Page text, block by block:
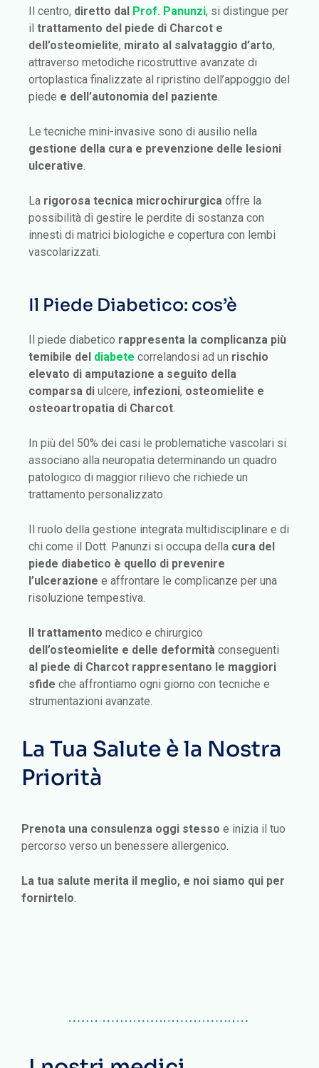
Il centro, diretto dal Prof. Panunzi, si distingue per
il trattamento del piede di Charcot e
dell’osteomielite, mirato al salvataggio d’arto,
attraverso metodiche ricostruttive avanzate di
ortoplastica finalizzate al ripristino dell’appoggio del
piede e dell’autonomia del paziente.
Le tecniche mini-invasive sono di ausilio nella
gestione della cura e prevenzione delle lesioni
ulcerative.
La rigorosa tecnica microchirurgica offre la
possibilità di gestire le perdite di sostanza con
innesti di matrici biologiche e copertura con lembi
vascolarizzati.
Il Piede Diabetico: cos’è
Il piede diabetico rappresenta la complicanza più
temibile del diabete correlandosi ad un rischio
elevato di amputazione a seguito della
comparsa di ulcere, infezioni, osteomielite e
osteoartropatia di Charcot.
In più del 50% dei casi le problematiche vascolari si
associano alla neuropatia determinando un quadro
patologico di maggior rilievo che richiede un
trattamento personalizzato.
Il ruolo della gestione integrata multidisciplinare e di
chi come il Dott. Panunzi si occupa della cura del
piede diabetico è quello di prevenire
l’ulcerazione e affrontare le complicanze per una
risoluzione tempestiva.
Il trattamento medico e chirurgico
dell’osteomielite e delle deformità conseguenti
al piede di Charcot rappresentano le maggiori
sfide che affrontiamo ogni giorno con tecniche e
strumentazioni avanzate.
La Tua Salute è la Nostra
Priorità
Prenota una consulenza oggi stesso e inizia il tuo
percorso verso un benessere allergenico.
La tua salute merita il meglio, e noi siamo qui per
fornirtelo.